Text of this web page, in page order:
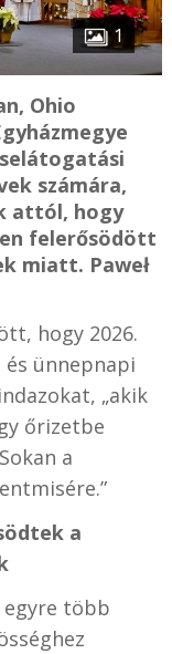
1
Ohio
számára,
attól, hogy
felerősödött
miatt. Paweł
hogy 2026.
ünnepnapi
„akik
őrizetbe
a
a
egyre több